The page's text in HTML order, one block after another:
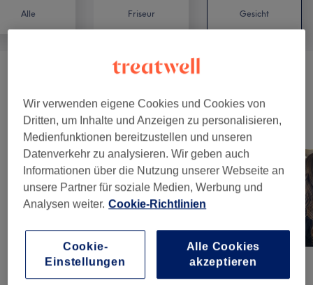
Alle Friseur Gesicht
Augenbrauen & Wimpern ( 3)
Unsere Arbeit
Bild anklicken für weitere Details
Wir verwenden eigene Cookies und Cookies von
Dritten, um Inhalte und Anzeigen zu personalisieren,
Medienfunktionen bereitzustellen und unseren
Datenverkehr zu analysieren. Wir geben auch
Informationen über die Nutzung unserer Webseite an
unsere Partner für soziale Medien, Werbung und
Analysen weiter. Cookie-Richtlinien
Cookie-
Einstellungen
Alle Cookies
akzeptieren